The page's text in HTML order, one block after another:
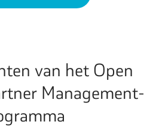
van het Open
Management-